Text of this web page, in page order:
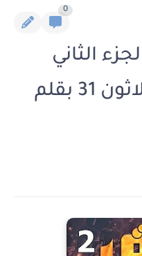
0
الثاني
الفصل الواحد والثلاثون 31 بقلم